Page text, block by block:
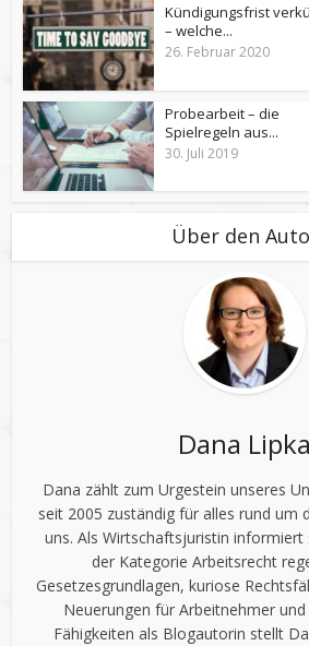
Kündigungsfrist
– welche...
26. Februar 2020
Probearbeit – die
Spielregeln aus...
30. Juli 2019
Über den
Dana Lipka
Dana zählt zum Urgestein unseres
seit 2005 zuständig für alles rund um
uns. Als Wirtschaftsjuristin
der Kategorie Arbeitsrecht
Gesetzesgrundlagen, kuriose
Neuerungen für Arbeitnehmer
Fähigkeiten als Blogautorin stellt